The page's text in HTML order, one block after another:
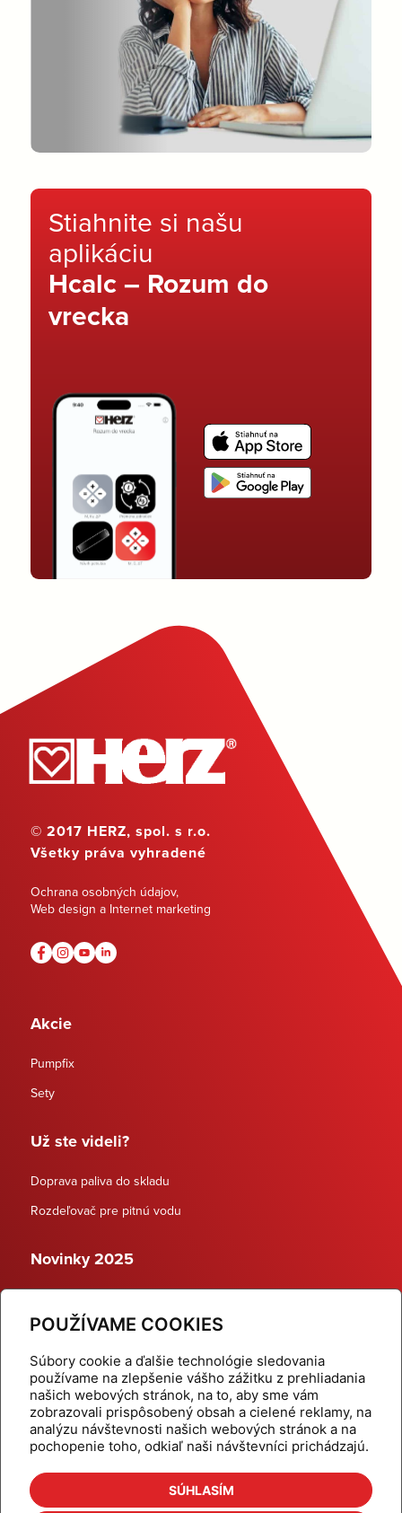
POUŽÍVAME COOKIES
Súbory cookie a ďalšie technológie sledovania
používame na zlepšenie vášho zážitku z prehliadania
našich webových stránok, na to, aby sme vám
zobrazovali prispôsobený obsah a cielené reklamy, na
analýzu návštevnosti našich webových stránok a na
pochopenie toho, odkiaľ naši návštevníci prichádzajú.
SÚHLASÍM
Stiahnite si našu
aplikáciu
Hcalc – Rozum do
vrecka
© 2017 HERZ, spol. s r.o.
Všetky práva vyhradené
Ochrana osobných údajov,
Web design a Internet marketing
Akcie
Pumpfix
Sety
Už ste videli?
Doprava paliva do skladu
Rozdeľovač pre pitnú vodu
Novinky 2025
Dynamické termostatické ventily
Domov
Produkty
Aktuality
Odber šikovné tipy
Kalkulačky
Cenníky
Na stiahnutie
Referencie